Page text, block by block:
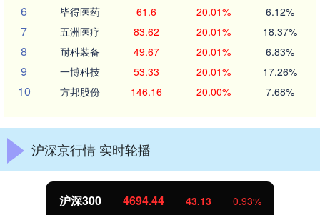
6 毕得医药 61.6 20.01% 6.12%
7 五洲医疗 83.62 20.01% 18.37%
8 耐科装备 49.67 20.01% 6.83%
9 一博科技 53.33 20.01% 17.26%
10 方邦股份 146.16 20.00% 7.68%
沪深京行情 实时轮播
沪深300 4694.44 43.13 0.93%